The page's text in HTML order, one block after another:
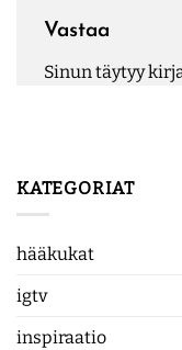
KATEGORIAT
hääkukat
igtv
inspiraatio
Vastaa
Sinun täytyy